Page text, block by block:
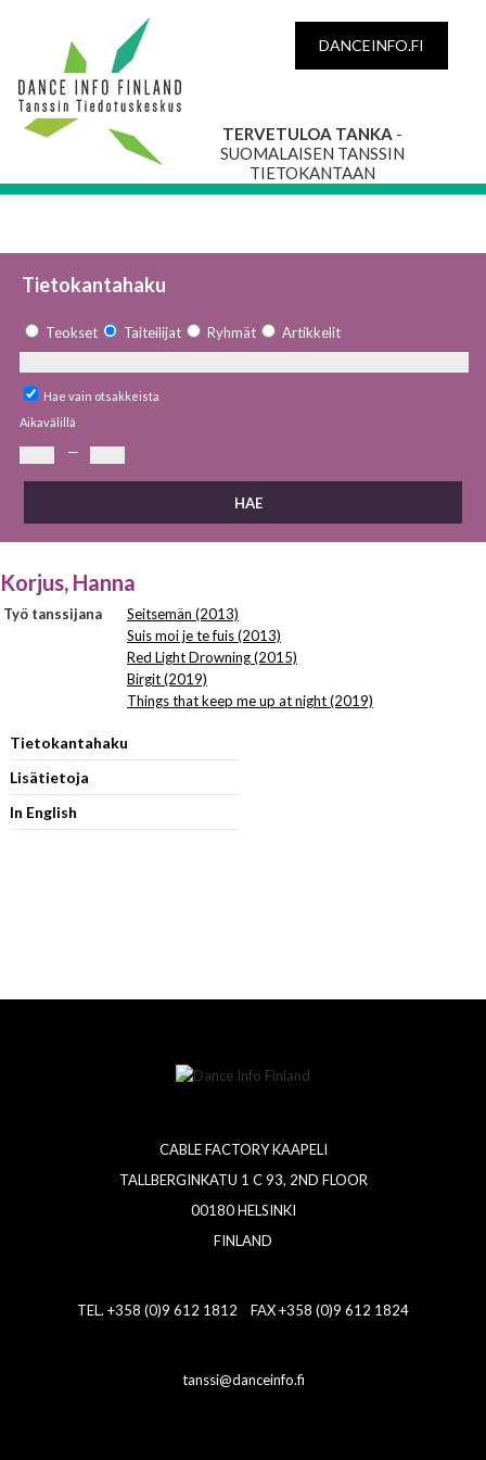
DANCEINFO.FI
TERVETULOA TANKA -
SUOMALAISEN TANSSIN
TIETOKANTAAN
Tietokantahaku
Teokset Taiteilijat Ryhmät Artikkelit
Hae vain otsakkeista
Aikavälillä
—
Korjus, Hanna
Työ tanssijana
Seitsemän (2013)
Suis moi je te fuis (2013)
Red Light Drowning (2015)
Birgit (2019)
Things that keep me up at night (2019)
Tietokantahaku
Lisätietoja
In English
CABLE FACTORY KAAPELI
TALLBERGINKATU 1 C 93, 2ND FLOOR
00180 HELSINKI
FINLAND
TEL. +358 (0)9 612 1812 FAX +358 (0)9 612 1824
tanssi@danceinfo.fi